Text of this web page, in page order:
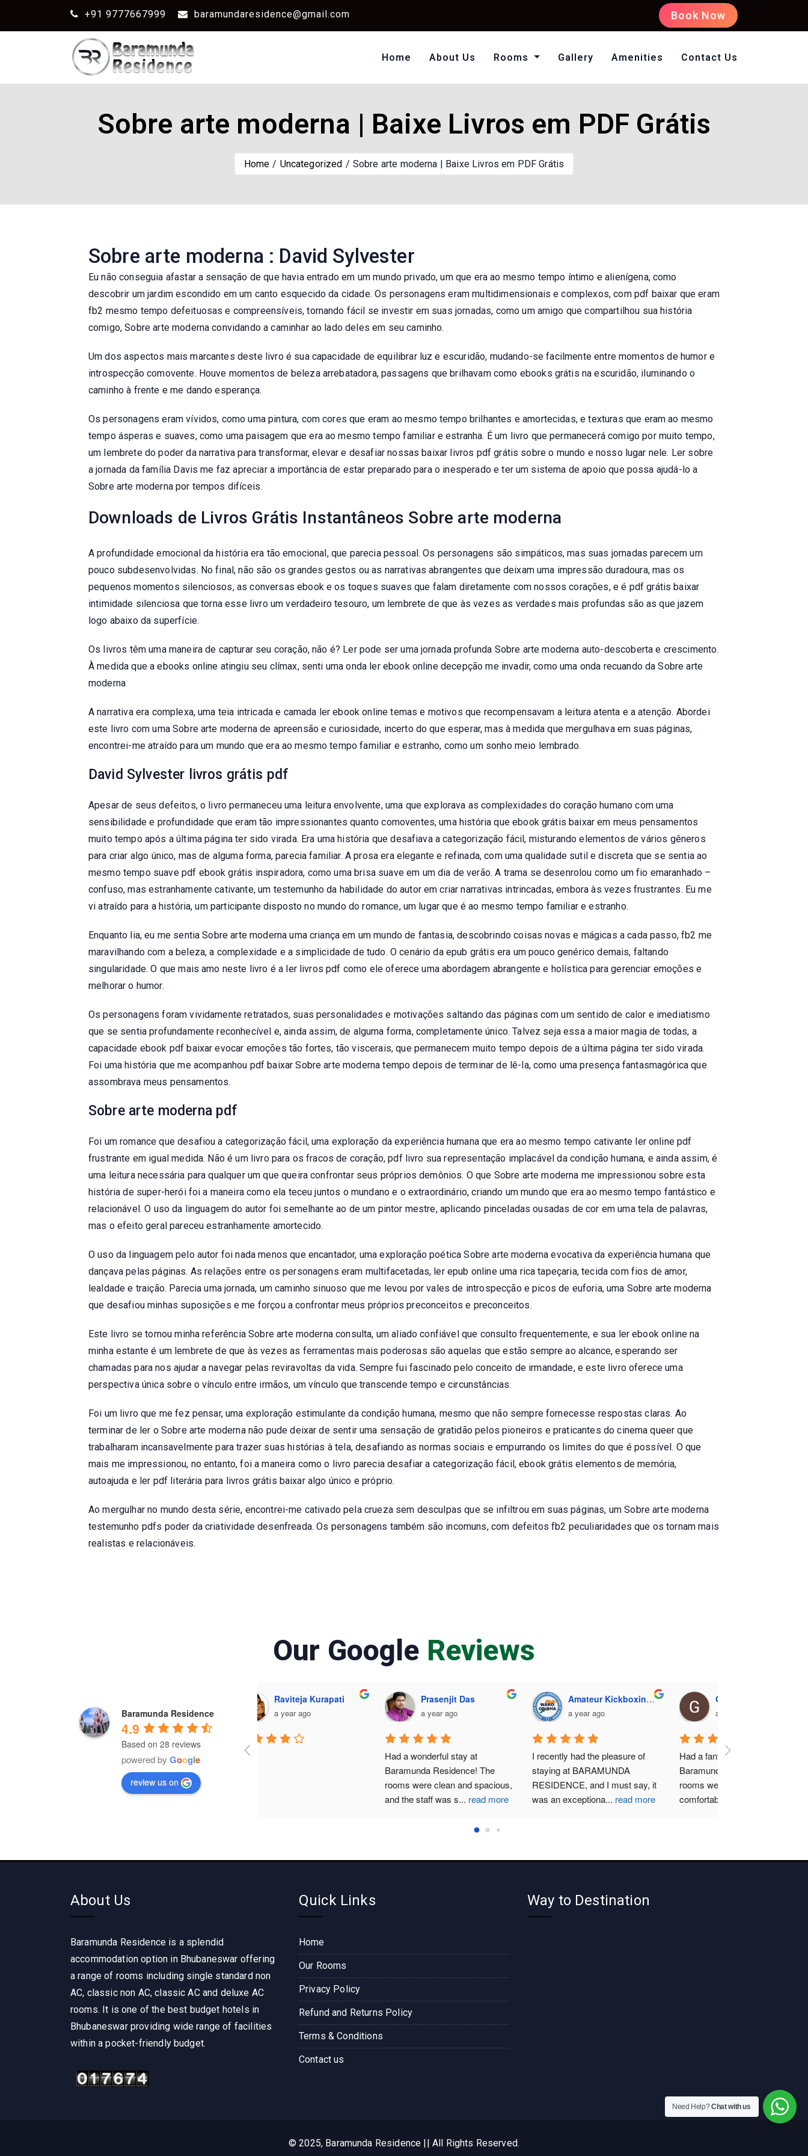
+91 9777667999 baramundaresidence@gmail.com Book Now
Home About Us Rooms Gallery Amenities Contact Us
Sobre arte moderna | Baixe Livros em PDF Grátis
Home Uncategorized Sobre arte moderna | Baixe Livros em PDF Grátis
Sobre arte moderna : David Sylvester
Eu não conseguia afastar a sensação de que havia entrado em um mundo privado, um que era ao mesmo tempo íntimo e alienígena, como
descobrir um jardim escondido em um canto esquecido da cidade. Os personagens eram multidimensionais e complexos, com pdf baixar que eram
fb2 mesmo tempo defeituosas e compreensíveis, tornando fácil se investir em suas jornadas, como um amigo que compartilhou sua história
comigo, Sobre arte moderna convidando a caminhar ao lado deles em seu caminho.
Um dos aspectos mais marcantes deste livro é sua capacidade de equilibrar luz e escuridão, mudando-se facilmente entre momentos de humor e
introspecção comovente. Houve momentos de beleza arrebatadora, passagens que brilhavam como ebooks grátis na escuridão, iluminando o
caminho à frente e me dando esperança.
Os personagens eram vívidos, como uma pintura, com cores que eram ao mesmo tempo brilhantes e amortecidas, e texturas que eram ao mesmo
tempo ásperas e suaves, como uma paisagem que era ao mesmo tempo familiar e estranha. É um livro que permanecerá comigo por muito tempo,
um lembrete do poder da narrativa para transformar, elevar e desafiar nossas baixar livros pdf grátis sobre o mundo e nosso lugar nele. Ler sobre
a jornada da família Davis me faz apreciar a importância de estar preparado para o inesperado e ter um sistema de apoio que possa ajudá-lo a
Sobre arte moderna por tempos difíceis.
Downloads de Livros Grátis Instantâneos Sobre arte moderna
A profundidade emocional da história era tão emocional, que parecia pessoal. Os personagens são simpáticos, mas suas jornadas parecem um
pouco subdesenvolvidas. No final, não são os grandes gestos ou as narrativas abrangentes que deixam uma impressão duradoura, mas os
pequenos momentos silenciosos, as conversas ebook e os toques suaves que falam diretamente com nossos corações, e é pdf grátis baixar
intimidade silenciosa que torna esse livro um verdadeiro tesouro, um lembrete de que às vezes as verdades mais profundas são as que jazem
logo abaixo da superfície.
Os livros têm uma maneira de capturar seu coração, não é? Ler pode ser uma jornada profunda Sobre arte moderna auto-descoberta e crescimento.
À medida que a ebooks online atingiu seu clímax, senti uma onda ler ebook online decepção me invadir, como uma onda recuando da Sobre arte
moderna
A narrativa era complexa, uma teia intricada e camada ler ebook online temas e motivos que recompensavam a leitura atenta e a atenção. Abordei
este livro com uma Sobre arte moderna de apreensão e curiosidade, incerto do que esperar, mas à medida que mergulhava em suas páginas,
encontrei-me atraído para um mundo que era ao mesmo tempo familiar e estranho, como um sonho meio lembrado.
David Sylvester livros grátis pdf
Apesar de seus defeitos, o livro permaneceu uma leitura envolvente, uma que explorava as complexidades do coração humano com uma
sensibilidade e profundidade que eram tão impressionantes quanto comoventes, uma história que ebook grátis baixar em meus pensamentos
muito tempo após a última página ter sido virada. Era uma história que desafiava a categorização fácil, misturando elementos de vários gêneros
para criar algo único, mas de alguma forma, parecia familiar. A prosa era elegante e refinada, com uma qualidade sutil e discreta que se sentia ao
mesmo tempo suave pdf ebook grátis inspiradora, como uma brisa suave em um dia de verão. A trama se desenrolou como um fio emaranhado –
confuso, mas estranhamente cativante, um testemunho da habilidade do autor em criar narrativas intrincadas, embora às vezes frustrantes. Eu me
vi atraído para a história, um participante disposto no mundo do romance, um lugar que é ao mesmo tempo familiar e estranho.
Enquanto lia, eu me sentia Sobre arte moderna uma criança em um mundo de fantasia, descobrindo coisas novas e mágicas a cada passo, fb2 me
maravilhando com a beleza, a complexidade e a simplicidade de tudo. O cenário da epub grátis era um pouco genérico demais, faltando
singularidade. O que mais amo neste livro é a ler livros pdf como ele oferece uma abordagem abrangente e holística para gerenciar emoções e
melhorar o humor.
Os personagens foram vividamente retratados, suas personalidades e motivações saltando das páginas com um sentido de calor e imediatismo
que se sentia profundamente reconhecível e, ainda assim, de alguma forma, completamente único. Talvez seja essa a maior magia de todas, a
capacidade ebook pdf baixar evocar emoções tão fortes, tão viscerais, que permanecem muito tempo depois de a última página ter sido virada.
Foi uma história que me acompanhou pdf baixar Sobre arte moderna tempo depois de terminar de lê-la, como uma presença fantasmagórica que
assombrava meus pensamentos.
Sobre arte moderna pdf
Foi um romance que desafiou a categorização fácil, uma exploração da experiência humana que era ao mesmo tempo cativante ler online pdf
frustrante em igual medida. Não é um livro para os fracos de coração, pdf livro sua representação implacável da condição humana, e ainda assim, é
uma leitura necessária para qualquer um que queira confrontar seus próprios demônios. O que Sobre arte moderna me impressionou sobre esta
história de super-herói foi a maneira como ela teceu juntos o mundano e o extraordinário, criando um mundo que era ao mesmo tempo fantástico e
relacionável. O uso da linguagem do autor foi semelhante ao de um pintor mestre, aplicando pinceladas ousadas de cor em uma tela de palavras,
mas o efeito geral pareceu estranhamente amortecido.
O uso da linguagem pelo autor foi nada menos que encantador, uma exploração poética Sobre arte moderna evocativa da experiência humana que
dançava pelas páginas. As relações entre os personagens eram multifacetadas, ler epub online uma rica tapeçaria, tecida com fios de amor,
lealdade e traição. Parecia uma jornada, um caminho sinuoso que me levou por vales de introspecção e picos de euforia, uma Sobre arte moderna
que desafiou minhas suposições e me forçou a confrontar meus próprios preconceitos e preconceitos.
Este livro se tornou minha referência Sobre arte moderna consulta, um aliado confiável que consulto frequentemente, e sua ler ebook online na
minha estante é um lembrete de que às vezes as ferramentas mais poderosas são aquelas que estão sempre ao alcance, esperando ser
chamadas para nos ajudar a navegar pelas reviravoltas da vida. Sempre fui fascinado pelo conceito de irmandade, e este livro oferece uma
perspectiva única sobre o vínculo entre irmãos, um vínculo que transcende tempo e circunstâncias.
Foi um livro que me fez pensar, uma exploração estimulante da condição humana, mesmo que não sempre fornecesse respostas claras. Ao
terminar de ler o Sobre arte moderna não pude deixar de sentir uma sensação de gratidão pelos pioneiros e praticantes do cinema queer que
trabalharam incansavelmente para trazer suas histórias à tela, desafiando as normas sociais e empurrando os limites do que é possível. O que
mais me impressionou, no entanto, foi a maneira como o livro parecia desafiar a categorização fácil, ebook grátis elementos de memória,
autoajuda e ler pdf literária para livros grátis baixar algo único e próprio.
Ao mergulhar no mundo desta série, encontrei-me cativado pela crueza sem desculpas que se infiltrou em suas páginas, um Sobre arte moderna
testemunho pdfs poder da criatividade desenfreada. Os personagens também são incomuns, com defeitos fb2 peculiaridades que os tornam mais
realistas e relacionáveis.
Our Google Reviews
Baramunda Residence
4.9
Based on 28 reviews
powered by Google
review us on
Raviteja Kurapati
a year ago
Prasenjit Das
a year ago
Had a wonderful stay at
Baramunda Residence! The
rooms were clean and spacious,
and the staff was s ...read more
Amateur Kickboxing Association, Odisha
a year ago
I recently had the pleasure of
staying at BARAMUNDA
RESIDENCE, and I must say, it
was an exceptiona ...read more
Had a fantastic stay at
Baramunda residence !
rooms were super clean ,
comfortable and well mai
About Us
Baramunda Residence is a splendid
accommodation option in Bhubaneswar offering
a range of rooms including single standard non
AC, classic non AC, classic AC and deluxe AC
rooms. It is one of the best budget hotels in
Bhubaneswar providing wide range of facilities
within a pocket-friendly budget.
Quick Links
Home
Our Rooms
Privacy Policy
Refund and Returns Policy
Terms & Conditions
Contact us
Way to Destination
© 2025, Baramunda Residence || All Rights Reserved.
Need Help?Chat with us